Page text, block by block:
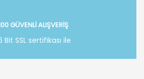
GÜVENLİ ALIŞVERİŞ
Bit SSL sertifikası ile